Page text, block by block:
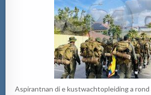
Aspirantnan di e kustwachtopleiding a rond